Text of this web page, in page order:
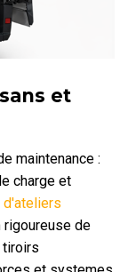
et
maintenance :
charge et
d'ateliers
rigoureuse de
tiroirs